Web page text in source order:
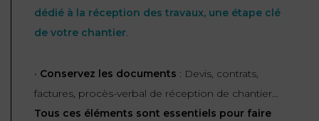
dédié à la réception des travaux, une étape clé
de votre chantier.
• Conservez les documents : Devis, contrats,
factures, procès-verbal de réception de chantier…
Tous ces éléments sont essentiels pour faire